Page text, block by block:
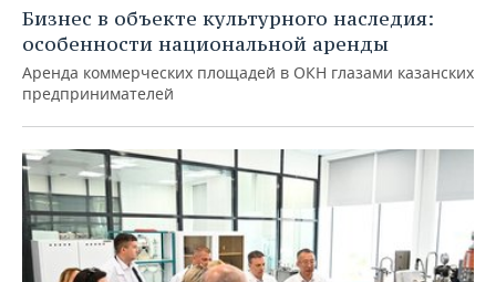
Бизнес в объекте культурного наследия:
особенности национальной аренды
Аренда коммерческих площадей в ОКН глазами казанских
предпринимателей